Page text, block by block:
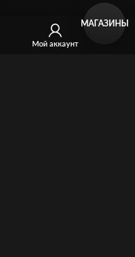
Мой аккаунт
МАГАЗИНЫ